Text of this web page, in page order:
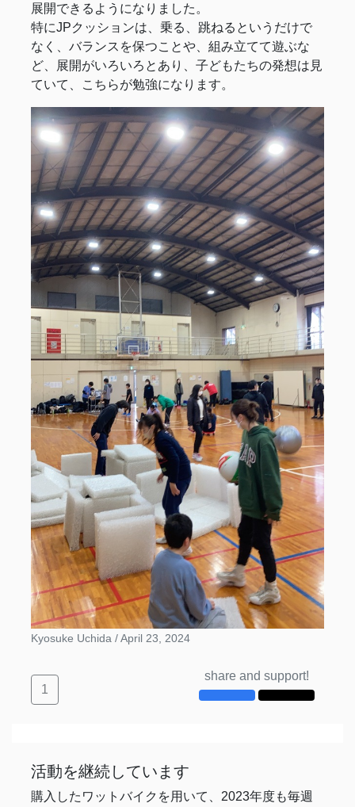
展開できるようになりました。
特にJPクッションは、乗る、跳ねるというだけで
なく、バランスを保つことや、組み立てて遊ぶな
ど、展開がいろいろとあり、子どもたちの発想は見
ていて、こちらが勉強になります。
Kyosuke Uchida /April 23, 2024
1
share and support!
活動を継続しています
購入したワットバイクを用いて、2023年度も毎週